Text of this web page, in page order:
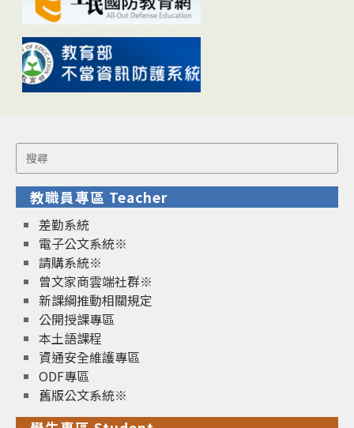
Search
for:
教職員專區 Teacher
差勤系統
電子公文系統※
請購系統※
曾文家商雲端社群※
新課綱推動相關規定
公開授課專區
本土語課程
資通安全維護專區
ODF專區
舊版公文系統※